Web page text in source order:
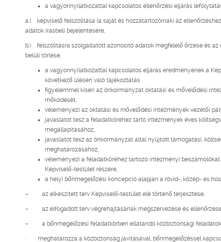
a vagyonnyilatkozattal kapcsolatos ellenőrzési eljárás
a.) képviselő felszólítása (a saját és hozzátartozóinak) az
adatok írásbeli bejelentésére,
b.) felszólításra szolgáltatott azonosító adatok megfelelő őrzése és az
belüli törlése,
a vagyonnyilatkozattal kapcsolatos eljárás eredményének a
következő ülésén való tájékoztatás.
figyelemmel kíséri az önkormányzat oktatási és mővelődési
mőködését,
véleményezi az oktatási és mővelődési intézmények vezetői
javaslatot tesz a feladatköréhez tartó intézmények éves
megállapításához,
javaslatot tesz az önkormányzat által nyújtott támogatási,
meghatározásához,
véleményezi a feladatköréhez tartozó intézményi
Képviselő-testület részére,
a helyi bőnmegelőzési koncepció alapján a rövid-, közép- és
– az elkészített terv Képviselő-testület elé történő terjesztése,
– az elfogadott terv végrehajtásának megszervezése és
– a bőnmegelőzési feladatkörben ellátandó közbiztonsági
· meghatározza a közbiztonság javításával, bőnmegelőzéssel